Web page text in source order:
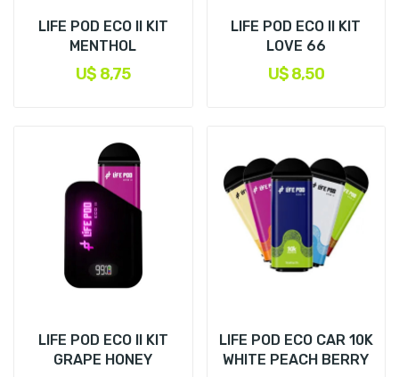
LIFE POD ECO II KIT
MENTHOL
U$ 8,75
LIFE POD ECO II KIT
LOVE 66
U$ 8,50
LIFE POD ECO II KIT
GRAPE HONEY
LIFE POD ECO CAR 10K
WHITE PEACH BERRY